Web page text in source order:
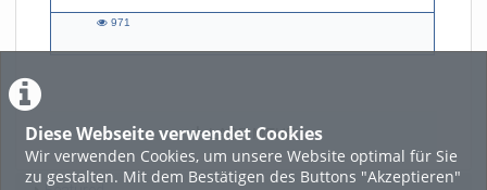
Diese Webseite verwendet Cookies
Wir verwenden Cookies, um unsere Website optimal für Sie
zu gestalten. Mit dem Bestätigen des Buttons "Akzeptieren"
971
LADE MEHR